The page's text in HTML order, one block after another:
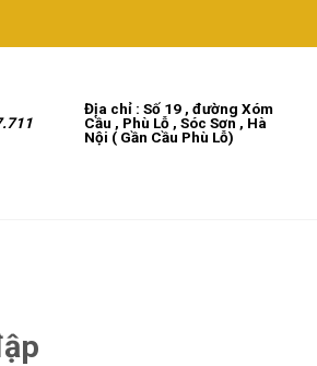
Địa chỉ : Số 19 , đường Xóm
Cầu , Phù Lỗ , Sóc Sơn , Hà
Nội ( Gần Cầu Phù Lỗ)